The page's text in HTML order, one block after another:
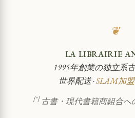
❦
LA LIBRAIRIE
1995年創業の独立系
世界配送 ·SLAM加
[*]古書・現代書籍商組合へ